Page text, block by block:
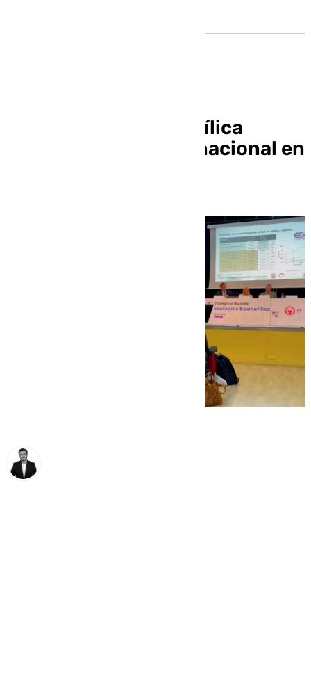
La esofagitis eosinofílica
centra un congreso nacional en